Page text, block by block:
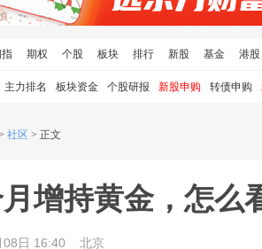
期权 个股 板块 排行 新股 基金 港股
主力排名 板块资金 个股研报 新股申购 转债申购
社区 > 正文
增持黄金，怎么
08日 16:40 北京